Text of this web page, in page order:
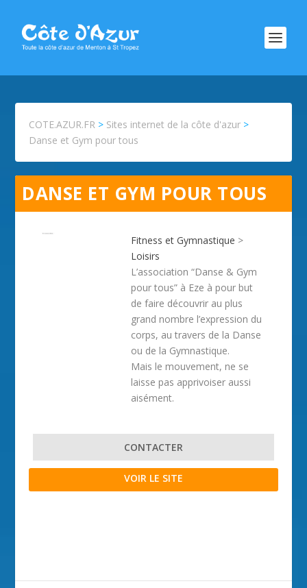
COTE.AZUR.FR > Sites internet de la côte d'azur >
Danse et Gym pour tous
DANSE ET GYM POUR TOUS
Fitness et Gymnastique >
Loisirs
L’association “Danse & Gym
pour tous” à Eze à pour but
de faire découvrir au plus
grand nombre l’expression du
corps, au travers de la Danse
ou de la Gymnastique.
Mais le mouvement, ne se
laisse pas apprivoiser aussi
aisément.
CONTACTER
VOIR LE SITE